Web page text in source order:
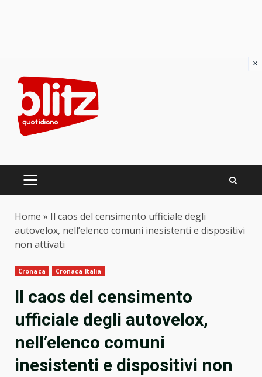
content
PRIMARY
Home » Il caos del censimento ufficiale degli
autovelox, nell’elenco comuni inesistenti e dispositivi
non attivati
Cronaca Cronaca Italia
Il caos del censimento
ufficiale degli autovelox,
nell’elenco comuni
inesistenti e dispositivi non
×